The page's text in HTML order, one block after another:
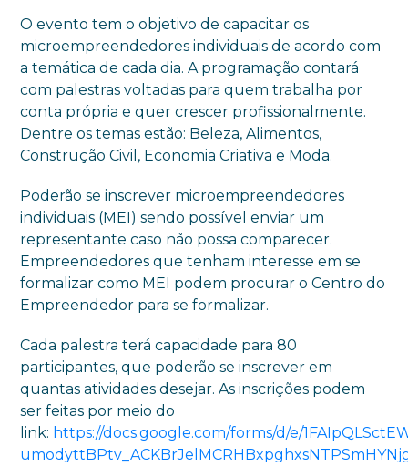
O evento tem o objetivo de capacitar os
microempreendedores individuais de acordo com
a temática de cada dia. A programação contará
com palestras voltadas para quem trabalha por
conta própria e quer crescer profissionalmente.
Dentre os temas estão: Beleza, Alimentos,
Construção Civil, Economia Criativa e Moda.
Poderão se inscrever microempreendedores
individuais (MEI) sendo possível enviar um
representante caso não possa comparecer.
Empreendedores que tenham interesse em se
formalizar como MEI podem procurar o Centro do
Empreendedor para se formalizar.
Cada palestra terá capacidade para 80
participantes, que poderão se inscrever em
quantas atividades desejar. As inscrições podem
ser feitas por meio do
link: https://docs.google.com/forms/d/e/